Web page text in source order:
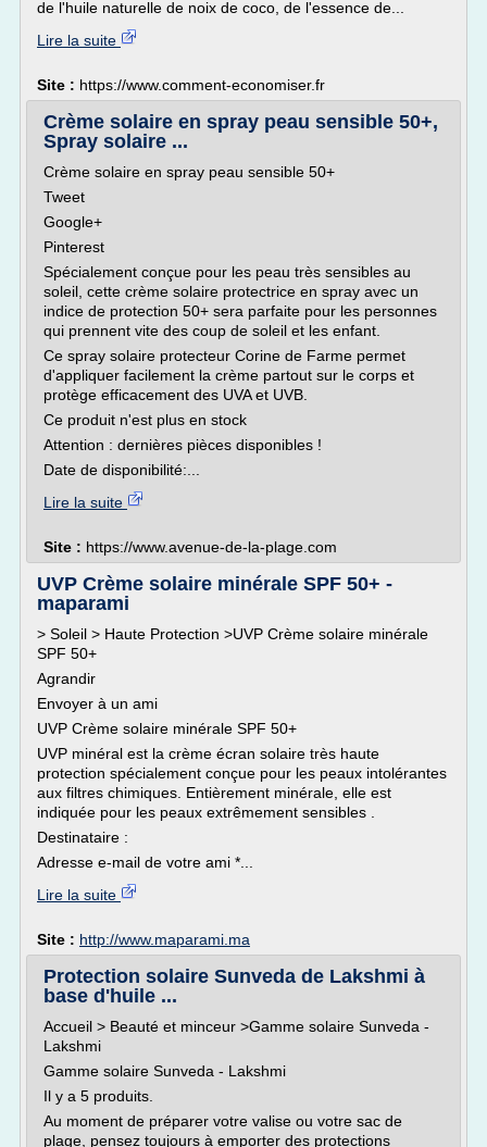
de l'huile naturelle de noix de coco, de l'essence de...
Lire la suite
Site : https://www.comment-economiser.fr
Crème solaire en spray peau sensible 50+,
Spray solaire ...
Crème solaire en spray peau sensible 50+
Tweet
Google+
Pinterest
Spécialement conçue pour les peau très sensibles au
soleil, cette crème solaire protectrice en spray avec un
indice de protection 50+ sera parfaite pour les personnes
qui prennent vite des coup de soleil et les enfant.
Ce spray solaire protecteur Corine de Farme permet
d'appliquer facilement la crème partout sur le corps et
protège efficacement des UVA et UVB.
Ce produit n'est plus en stock
Attention : dernières pièces disponibles !
Date de disponibilité:...
Lire la suite
Site : https://www.avenue-de-la-plage.com
UVP Crème solaire minérale SPF 50+ -
maparami
> Soleil > Haute Protection >UVP Crème solaire minérale
SPF 50+
Agrandir
Envoyer à un ami
UVP Crème solaire minérale SPF 50+
UVP minéral est la crème écran solaire très haute
protection spécialement conçue pour les peaux intolérantes
aux filtres chimiques. Entièrement minérale, elle est
indiquée pour les peaux extrêmement sensibles .
Destinataire :
Adresse e-mail de votre ami *...
Lire la suite
Site : http://www.maparami.ma
Protection solaire Sunveda de Lakshmi à
base d'huile ...
Accueil > Beauté et minceur >Gamme solaire Sunveda -
Lakshmi
Gamme solaire Sunveda - Lakshmi
Il y a 5 produits.
Au moment de préparer votre valise ou votre sac de
plage, pensez toujours à emporter des protections